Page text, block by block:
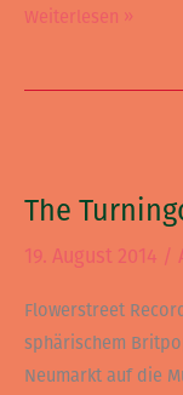
Weiterlesen »
The
19. August 2014 /
Flowerstreet
sphärischem
Neumarkt auf die